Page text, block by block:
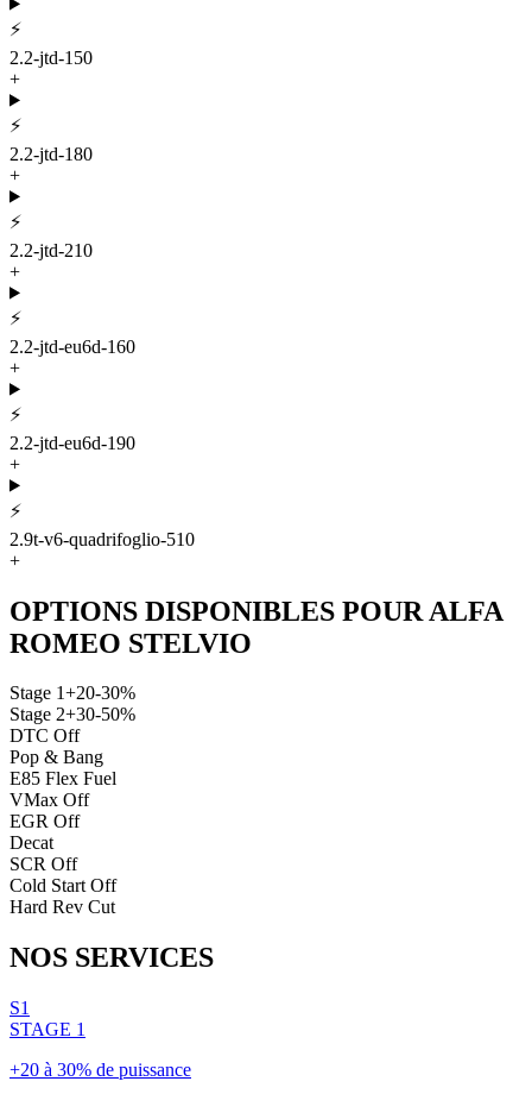
⚡
2.2-jtd-150
+
⚡
2.2-jtd-180
+
⚡
2.2-jtd-210
+
⚡
2.2-jtd-eu6d-160
+
⚡
2.2-jtd-eu6d-190
+
⚡
2.9t-v6-quadrifoglio-510
+
OPTIONS DISPONIBLES POUR ALFA
ROMEO STELVIO
Stage 1+20-30%
Stage 2+30-50%
DTC Off
Pop & Bang
E85 Flex Fuel
VMax Off
EGR Off
Decat
SCR Off
Cold Start Off
Hard Rev Cut
NOS SERVICES
S1
STAGE 1
+20 à 30% de puissance